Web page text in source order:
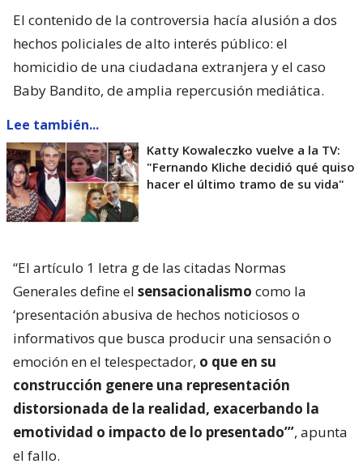
El contenido de la controversia hacía alusión a dos
hechos policiales de alto interés público: el
homicidio de una ciudadana extranjera y el caso
Baby Bandito, de amplia repercusión mediática.
Lee también...
Katty Kowaleczko vuelve a la TV:
"Fernando Kliche decidió qué quiso
hacer el último tramo de su vida"
“El artículo 1 letra g de las citadas Normas
Generales define el sensacionalismo como la
‘presentación abusiva de hechos noticiosos o
informativos que busca producir una sensación o
emoción en el telespectador, o que en su
construcción genere una representación
distorsionada de la realidad, exacerbando la
emotividad o impacto de lo presentado’”, apunta
el fallo.